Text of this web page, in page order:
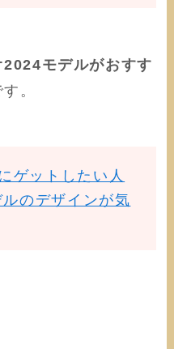
モデルがおすす
。
ゲットしたい人
のデザインが気